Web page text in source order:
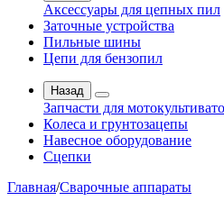
Аксессуары для цепных пил
Заточные устройства
Пильные шины
Цепи для бензопил
Назад
Запчасти для
Колеса и грунтозацепы
Навесное оборудование
Сцепки
Главная/Сварочные аппараты